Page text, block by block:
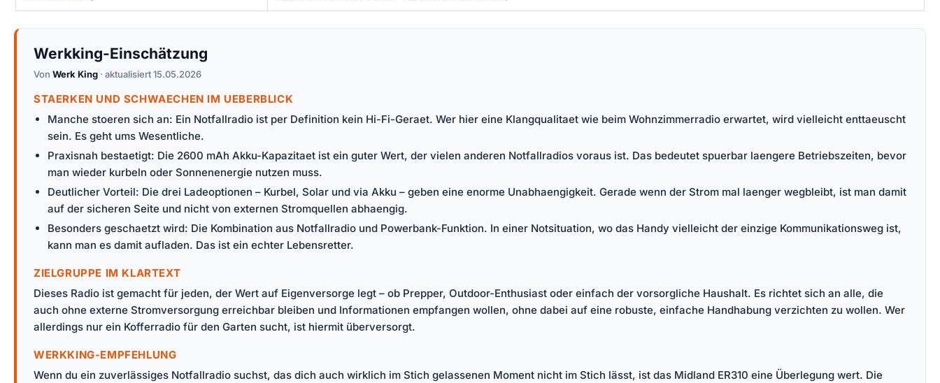
Werkking-Einschätzung
Von Werk King · aktualisiert 15.05.2026
STAERKEN UND SCHWAECHEN IM UEBERBLICK
Manche stoeren sich an: Ein Notfallradio ist per Definition kein Hi-Fi-Geraet. Wer hier eine Klangqualitaet wie beim Wohnzimmerradio erwartet, wird vielleicht enttaeuscht
sein. Es geht ums Wesentliche.
Praxisnah bestaetigt: Die 2600 mAh Akku-Kapazitaet ist ein guter Wert, der vielen anderen Notfallradios voraus ist. Das bedeutet spuerbar laengere Betriebszeiten, bevor
man wieder kurbeln oder Sonnenenergie nutzen muss.
Deutlicher Vorteil: Die drei Ladeoptionen – Kurbel, Solar und via Akku – geben eine enorme Unabhaengigkeit. Gerade wenn der Strom mal laenger wegbleibt, ist man damit
auf der sicheren Seite und nicht von externen Stromquellen abhaengig.
Besonders geschaetzt wird: Die Kombination aus Notfallradio und Powerbank-Funktion. In einer Notsituation, wo das Handy vielleicht der einzige Kommunikationsweg ist,
kann man es damit aufladen. Das ist ein echter Lebensretter.
ZIELGRUPPE IM KLARTEXT
Dieses Radio ist gemacht für jeden, der Wert auf Eigenversorge legt – ob Prepper, Outdoor-Enthusiast oder einfach der vorsorgliche Haushalt. Es richtet sich an alle, die
auch ohne externe Stromversorgung erreichbar bleiben und Informationen empfangen wollen, ohne dabei auf eine robuste, einfache Handhabung verzichten zu wollen. Wer
allerdings nur ein Kofferradio für den Garten sucht, ist hiermit überversorgt.
WERKKING-EMPFEHLUNG
Wenn du ein zuverlässiges Notfallradio suchst, das dich auch wirklich im Stich gelassenen Moment nicht im Stich lässt, ist das Midland ER310 eine Überlegung wert. Die